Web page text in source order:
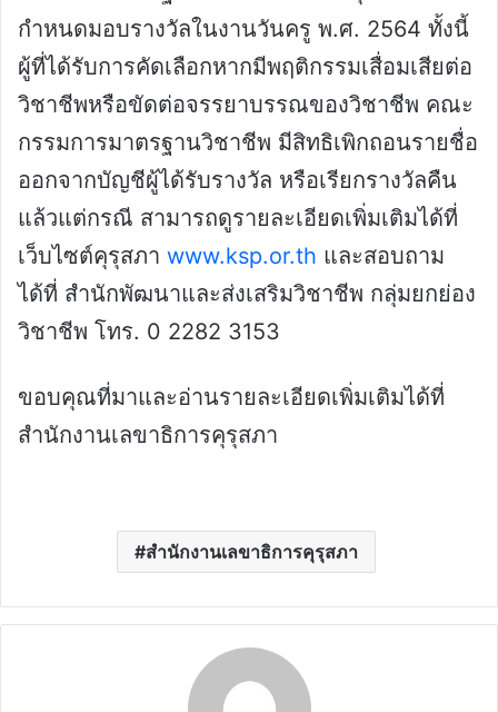
กำหนดมอบรางวัลในงานวันครู พ.ศ. 2564 ทั้งนี้
ผู้ที่ได้รับการคัดเลือกหากมีพฤติกรรมเสื่อมเสียต่อ
วิชาชีพหรือขัดต่อจรรยาบรรณของวิชาชีพ คณะ
กรรมการมาตรฐานวิชาชีพ มีสิทธิเพิกถอนรายชื่อ
ออกจากบัญชีผู้ได้รับรางวัล หรือเรียกรางวัลคืน
แล้วแต่กรณี สามารถดูรายละเอียดเพิ่มเติมได้ที่
เว็บไซต์คุรุสภา www.ksp.or.th และสอบถาม
ได้ที่ สำนักพัฒนาและส่งเสริมวิชาชีพ กลุ่มยกย่อง
วิชาชีพ โทร. 0 2282 3153
ขอบคุณที่มาและอ่านรายละเอียดเพิ่มเติมได้ที่
สำนักงานเลขาธิการคุรุสภา
สำนักงานเลขาธิการคุรุสภา